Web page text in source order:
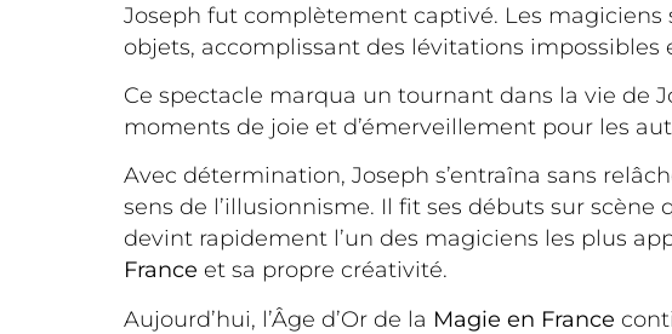
Joseph fut complètement captivé. Les
objets, accomplissant des lévitations impossibles
Ce spectacle marqua un tournant dans la vie de
moments de joie et d’émerveillement pour les
Avec détermination, Joseph s’entraîna sans
sens de l’illusionnisme. Il fit ses débuts sur
devint rapidement l’un des magiciens les plus
France et sa propre créativité.
Aujourd’hui, l’Âge d’Or de la Magie en France